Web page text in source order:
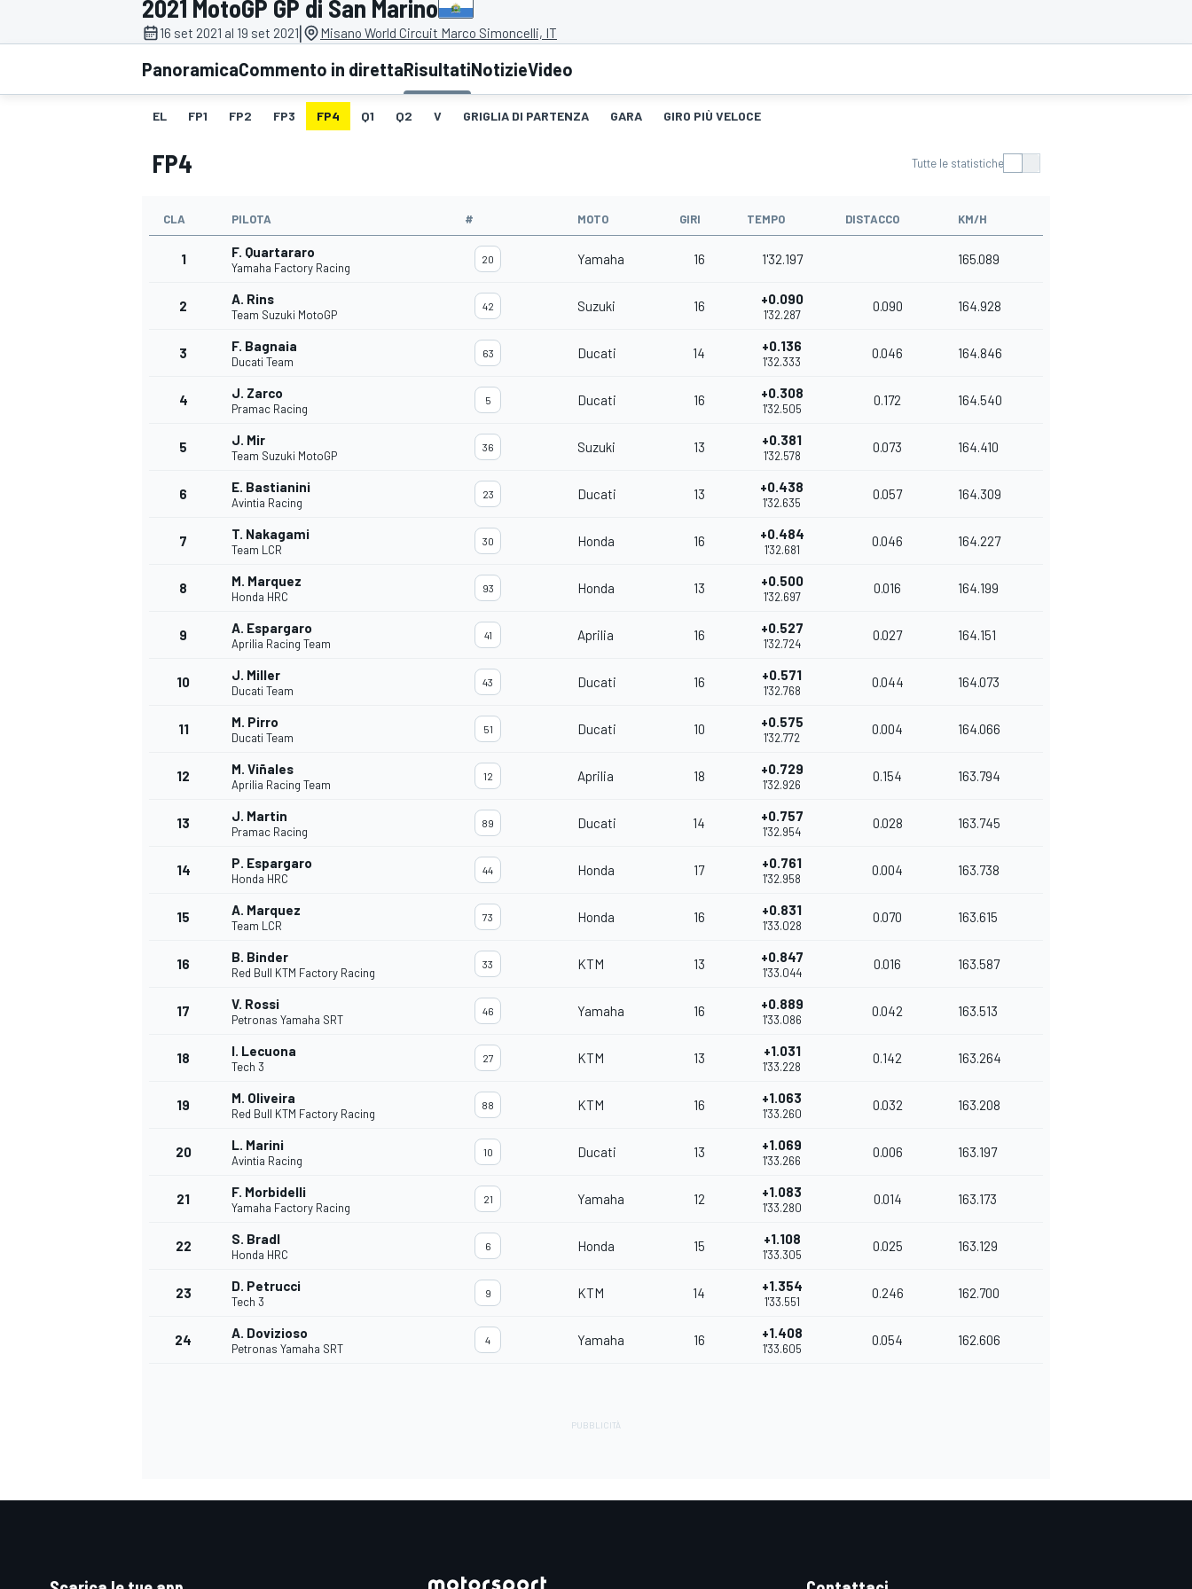
MOTOGP WEC
WRC
MONOPOSTO
2021 MotoGP GP di San Marino
16 set 2021 al 19 set 2021| Misano World Circuit Marco Simoncelli, IT
PanoramicaCommento in direttaRisultatiNotizieVideo
EL FP1 FP2 FP3 FP4 Q1 Q2 V GRIGLIA DI PARTENZA GARA GIRO PIÙ VELOCE
FP4 Tutte le statistiche
CLA PILOTA # MOTO GIRI TEMPO DISTACCO KM/H
1 F. Quartararo
Yamaha Factory Racing
20 Yamaha 16 1'32.197 165.089
2 A. Rins
Team Suzuki MotoGP
42 Suzuki 16 +0.090
1'32.287
0.090 164.928
3 F. Bagnaia
Ducati Team
63 Ducati 14 +0.136
1'32.333
0.046 164.846
4 J. Zarco
Pramac Racing
5 Ducati 16 +0.308
1'32.505
0.172 164.540
5 J. Mir
Team Suzuki MotoGP
36 Suzuki 13 +0.381
1'32.578
0.073 164.410
6 E. Bastianini
Avintia Racing
23 Ducati 13 +0.438
1'32.635
0.057 164.309
7 T. Nakagami
Team LCR
30 Honda 16 +0.484
1'32.681
0.046 164.227
8 M. Marquez
Honda HRC
93 Honda 13 +0.500
1'32.697
0.016 164.199
9 A. Espargaro
Aprilia Racing Team
41 Aprilia 16 +0.527
1'32.724
0.027 164.151
10 J. Miller
Ducati Team
43 Ducati 16 +0.571
1'32.768
0.044 164.073
11 M. Pirro
Ducati Team
51 Ducati 10 +0.575
1'32.772
0.004 164.066
12 M. Viñales
Aprilia Racing Team
12 Aprilia 18 +0.729
1'32.926
0.154 163.794
13 J. Martin
Pramac Racing
89 Ducati 14 +0.757
1'32.954
0.028 163.745
14 P. Espargaro
Honda HRC
44 Honda 17 +0.761
1'32.958
0.004 163.738
15 A. Marquez
Team LCR
73 Honda 16 +0.831
1'33.028
0.070 163.615
16 B. Binder
Red Bull KTM Factory Racing
33 KTM 13 +0.847
1'33.044
0.016 163.587
17 V. Rossi
Petronas Yamaha SRT
46 Yamaha 16 +0.889
1'33.086
0.042 163.513
18 I. Lecuona
Tech 3
27 KTM 13 +1.031
1'33.228
0.142 163.264
19 M. Oliveira
Red Bull KTM Factory Racing
88 KTM 16 +1.063
1'33.260
0.032 163.208
20 L. Marini
Avintia Racing
10 Ducati 13 +1.069
1'33.266
0.006 163.197
21 F. Morbidelli
Yamaha Factory Racing
21 Yamaha 12 +1.083
1'33.280
0.014 163.173
22 S. Bradl
Honda HRC
6 Honda 15 +1.108
1'33.305
0.025 163.129
23 D. Petrucci
Tech 3
9 KTM 14 +1.354
1'33.551
0.246 162.700
24 A. Dovizioso
Petronas Yamaha SRT
4 Yamaha 16 +1.408
1'33.605
0.054 162.606